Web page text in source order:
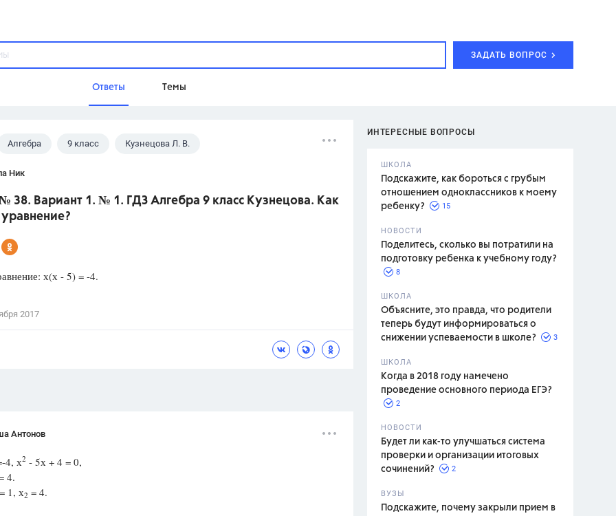
ЗАДАТЬ ВОПРОС
Ответы Темы
Домашнее задание
Школа
ИНТЕРЕСНЫЕ ВОПРОСЫ
ШКОЛА
Подскажите, как бороться с грубым
отношением одноклассников к моему
ребенку?
15
НОВОСТИ
Поделитесь, сколько вы потратили на
подготовку ребенка к учебному году?
8
ШКОЛА
Объясните, это правда, что родители
теперь будут информироваться о
снижении успеваемости в школе?
3
ШКОЛА
Когда в 2018 году намечено
проведение основного периода ЕГЭ?
2
НОВОСТИ
Будет ли как-то улучшаться система
проверки и организации итоговых
сочинений?
2
ВУЗЫ
Подскажите, почему закрыли прием в
Алгебра 9 класс Кузнецова Л. В.
Ник
38. Вариант 1. № 1. ГДЗ Алгебра 9 класс Кузнецова. Как
х(х - 5) = -4.
2017
Антонов
4, х2 - 5х + 4 = 0,
4.
= 1, х2 = 4.